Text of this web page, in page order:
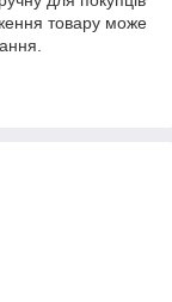
товару може